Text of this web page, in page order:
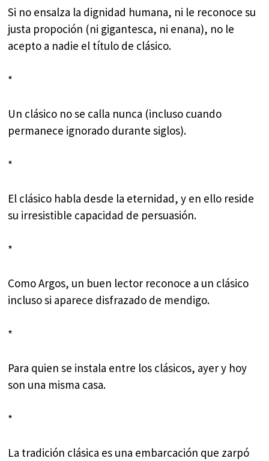
Si no ensalza la dignidad humana, ni le reconoce su
justa propoción (ni gigantesca, ni enana), no le
acepto a nadie el título de clásico.
*
Un clásico no se calla nunca (incluso cuando
permanece ignorado durante siglos).
*
El clásico habla desde la eternidad, y en ello reside
su irresistible capacidad de persuasión.
*
Como Argos, un buen lector reconoce a un clásico
incluso si aparece disfrazado de mendigo.
*
Para quien se instala entre los clásicos, ayer y hoy
son una misma casa.
*
La tradición clásica es una embarcación que zarpó